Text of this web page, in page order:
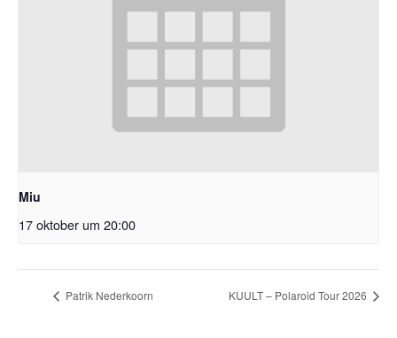
Miu
17 oktober um 20:00
Patrik Nederkoorn KUULT – Polaroid Tour 2026